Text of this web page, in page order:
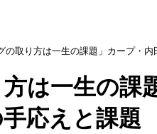
の取り方は一生の課題」カープ・
方は一生の課
応えと課題